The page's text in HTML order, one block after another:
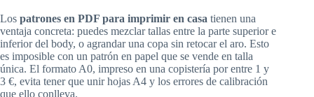
Los patrones en PDF para imprimir en casa tienen una
ventaja concreta: puedes mezclar tallas entre la parte superior e
inferior del body, o agrandar una copa sin retocar el aro. Esto
es imposible con un patrón en papel que se vende en talla
única. El formato A0, impreso en una copistería por entre 1 y
3 €, evita tener que unir hojas A4 y los errores de calibración
que ello conlleva.